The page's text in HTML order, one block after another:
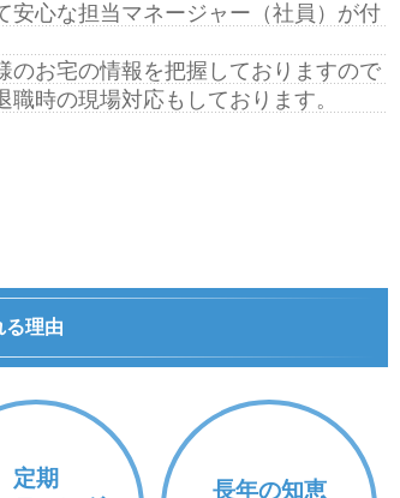
安心な担当マネージャー（社員）が付
のお宅の情報を把握しておりますので
時の現場対応もしております。
る理由
定期
長年の知恵